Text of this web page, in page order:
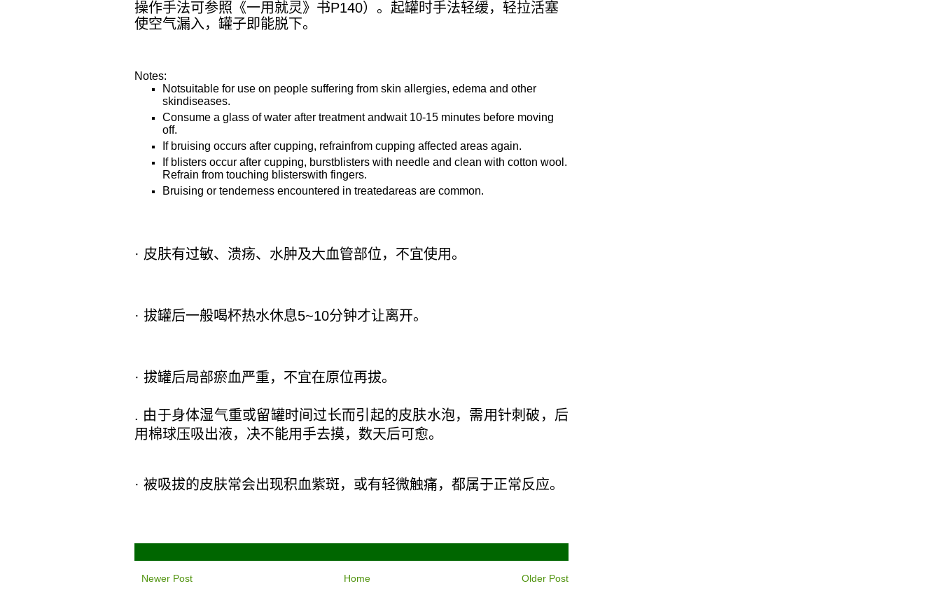
操作手法可参照《一用就灵》书P140）。起罐时手法轻缓，轻拉活塞
使空气漏入，罐子即能脱下。
Notes:
Notsuitable for use on people suffering from skin allergies, edema and other
skindiseases.
Consume a glass of water after treatment andwait 10-15 minutes before moving
off.
If bruising occurs after cupping, refrainfrom cupping affected areas again.
If blisters occur after cupping, burstblisters with needle and clean with cotton wool.
Refrain from touching blisterswith fingers.
Bruising or tenderness encountered in treatedareas are common.
· 皮肤有过敏、溃疡、水肿及大血管部位，不宜使用。
· 拔罐后一般喝杯热水休息5~10分钟才让离开。
· 拔罐后局部瘀血严重，不宜在原位再拔。
. 由于身体湿气重或留罐时间过长而引起的皮肤水泡，需用针刺破，后
用棉球压吸出液，决不能用手去摸，数天后可愈。
· 被吸拔的皮肤常会出现积血紫斑，或有轻微触痛，都属于正常反应。
Newer Post Older Post
Home